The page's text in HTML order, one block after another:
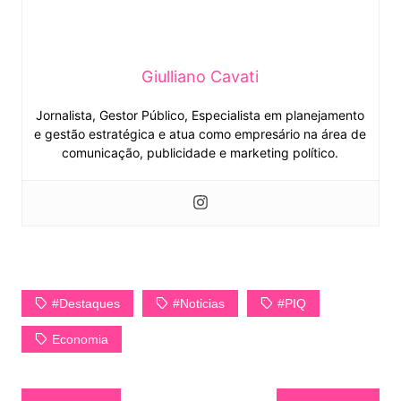
Giulliano Cavati
Jornalista, Gestor Público, Especialista em planejamento
e gestão estratégica e atua como empresário na área de
comunicação, publicidade e marketing político.
#Destaques #Noticias #PIQ
Economia